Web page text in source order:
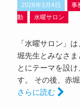
2026年3月4日 事
動
水曜サロン
「水曜サロン」
堀先生とみなさ
とにテーマを設
す。 その後、赤
さらに読む